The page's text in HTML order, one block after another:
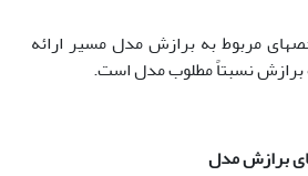
های مربوط به برازش مدل مسیر ارائه
نسبتاً مطلوب مدل است.
برازش مدل